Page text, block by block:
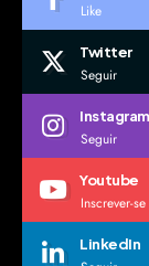
Like
Twitter
Seguir
Instagram
Seguir
Youtube
Inscrever-se
LinkedIn